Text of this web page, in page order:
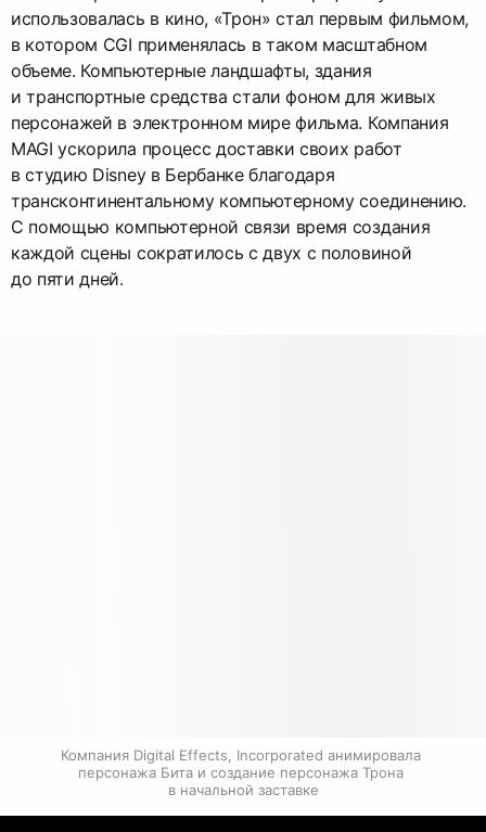
использовалась в кино, «Трон» стал первым фильмом,
в котором CGI применялась в таком масштабном
объеме. Компьютерные ландшафты, здания
и транспортные средства стали фоном для живых
персонажей в электронном мире фильма. Компания
MAGI ускорила процесс доставки своих работ
в студию Disney в Бербанке благодаря
трансконтинентальному компьютерному соединению.
С помощью компьютерной связи время создания
каждой сцены сократилось с двух с половиной
до пяти дней.
Компания Digital Effects, Incorporated анимировала
персонажа Бита и создание персонажа Трона
в начальной заставке